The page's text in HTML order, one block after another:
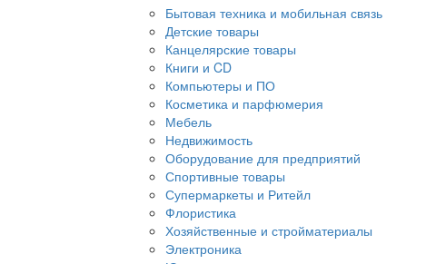
Бытовая техника и мобильная связь
Детские товары
Канцелярские товары
Книги и CD
Компьютеры и ПО
Косметика и парфюмерия
Мебель
Недвижимость
Оборудование для предприятий
Спортивные товары
Супермаркеты и Ритейл
Флористика
Хозяйственные и стройматериалы
Электроника